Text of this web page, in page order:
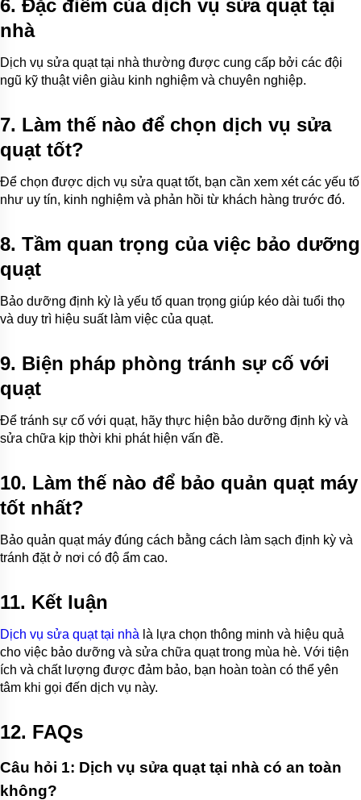
6. Đặc điểm của dịch vụ sửa quạt tại
nhà
Dịch vụ sửa quạt tại nhà thường được cung cấp bởi các đội
ngũ kỹ thuật viên giàu kinh nghiệm và chuyên nghiệp.
7. Làm thế nào để chọn dịch vụ sửa
quạt tốt?
Để chọn được dịch vụ sửa quạt tốt, bạn cần xem xét các yếu tố
như uy tín, kinh nghiệm và phản hồi từ khách hàng trước đó.
8. Tầm quan trọng của việc bảo dưỡng
quạt
Bảo dưỡng định kỳ là yếu tố quan trọng giúp kéo dài tuổi thọ
và duy trì hiệu suất làm việc của quạt.
9. Biện pháp phòng tránh sự cố với
quạt
Để tránh sự cố với quạt, hãy thực hiện bảo dưỡng định kỳ và
sửa chữa kịp thời khi phát hiện vấn đề.
10. Làm thế nào để bảo quản quạt máy
tốt nhất?
Bảo quản quạt máy đúng cách bằng cách làm sạch định kỳ và
tránh đặt ở nơi có độ ẩm cao.
11. Kết luận
Dịch vụ sửa quạt tại nhà là lựa chọn thông minh và hiệu quả
cho việc bảo dưỡng và sửa chữa quạt trong mùa hè. Với tiện
ích và chất lượng được đảm bảo, bạn hoàn toàn có thể yên
tâm khi gọi đến dịch vụ này.
12. FAQs
Câu hỏi 1: Dịch vụ sửa quạt tại nhà có an toàn
không?